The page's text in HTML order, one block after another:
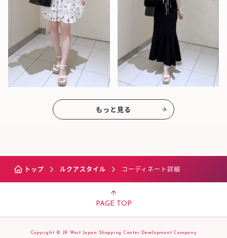
もっと見る
トップ ルクアスタイル コーディネート詳細
PAGE TOP
Copyright © JR West Japan Shopping Center Development Company